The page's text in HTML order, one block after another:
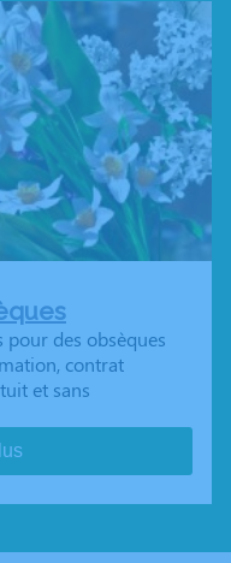
pour des obsèques
contrat
et sans